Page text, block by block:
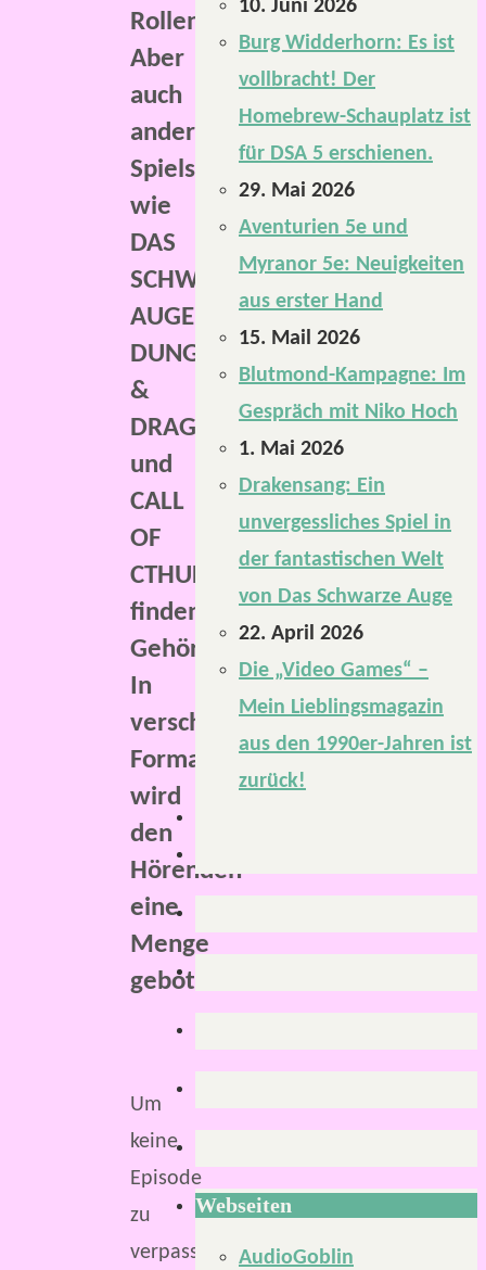
Rollenspiel.
Aber
auch
andere
Spielsysteme,
wie
DAS
SCHWARZE
AUGE,
DUNGEONS
&
DRAGONS
und
CALL
OF
CTHULHU,
finden
Gehör.
In
verschiedenen
Formaten
wird
den
Hörenden
eine
Menge
geboten.
Um
keine
Episode
zu
verpassen,
10. Juni 2026
Burg Widderhorn: Es ist
vollbracht! Der
Homebrew-Schauplatz ist
für DSA 5 erschienen.
29. Mai 2026
Aventurien 5e und
Myranor 5e: Neuigkeiten
aus erster Hand
15. Mail 2026
Blutmond-Kampagne: Im
Gespräch mit Niko Hoch
1. Mai 2026
Drakensang: Ein
unvergessliches Spiel in
der fantastischen Welt
von Das Schwarze Auge
22. April 2026
Die „Video Games“ –
Mein Lieblingsmagazin
aus den 1990er-Jahren ist
zurück!
Webseiten
AudioGoblin